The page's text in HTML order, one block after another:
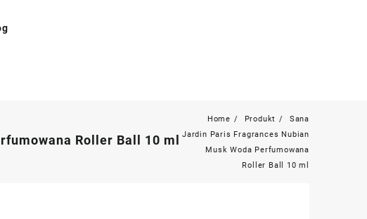
Roller Ball 10 ml
Home Produkt
Sana
Jardin Paris Fragrances Nubian
Musk Woda Perfumowana
Roller Ball 10 ml